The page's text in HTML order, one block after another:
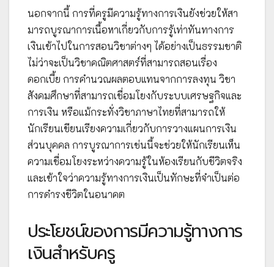
นอกจากนี้ การที่ครูมีความรู้ทางการเงินยังช่วยให้สา
มารถบูรณาการเนื้อหาเกี่ยวกับการรู้เท่าทันทางการ
เงินเข้าไปในการสอนวิชาต่างๆ ได้อย่างเป็นธรรมชาติ
ไม่ว่าจะเป็นวิชาคณิตศาสตร์ที่สามารถสอนเรื่อง
ดอกเบี้ย การคำนวณผลตอบแทนจากการลงทุน วิชา
สังคมศึกษาที่สามารถเชื่อมโยงกับระบบเศรษฐกิจและ
การเงิน หรือแม้กระทั่งวิชาภาษาไทยที่สามารถให้
นักเรียนเขียนเรียงความเกี่ยวกับการวางแผนการเงิน
ส่วนบุคคล การบูรณาการเช่นนี้จะช่วยให้นักเรียนเห็น
ความเชื่อมโยงระหว่างความรู้ในห้องเรียนกับชีวิตจริง
และเข้าใจว่าความรู้ทางการเงินเป็นทักษะที่จำเป็นต่อ
การดำรงชีวิตในอนาคต
ประโยชน์ของการมีความรู้ทางการ
เงินสำหรับครู